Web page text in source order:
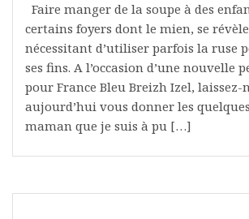
Faire manger de la soupe à des
certains foyers dont le mien, se
nécessitant d’utiliser parfois la ruse
ses fins. A l’occasion d’une nouvelle
pour France Bleu Breizh Izel, laissez-
aujourd’hui vous donner les
maman que je suis à pu […]